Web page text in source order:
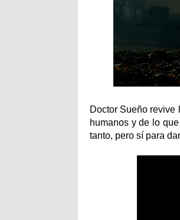
Doctor Sueño revive
humanos y de lo
tanto, pero sí para